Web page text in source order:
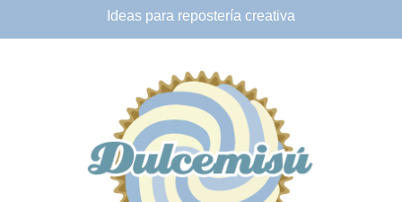
Ideas para repostería creativa